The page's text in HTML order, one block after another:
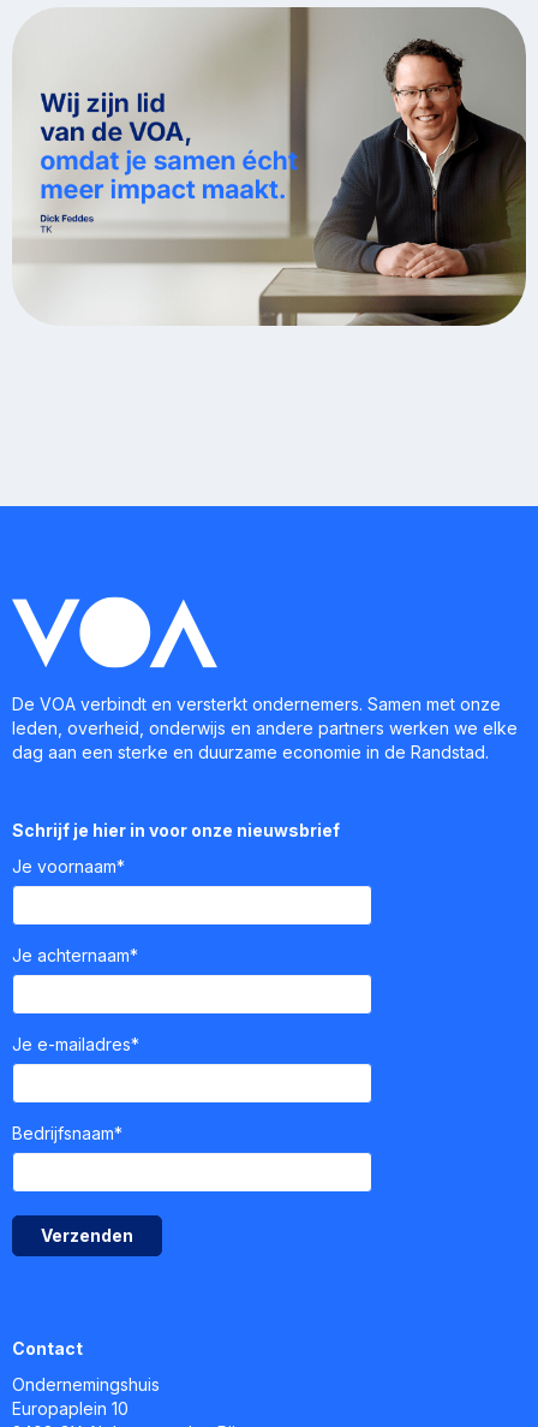
De VOA verbindt en versterkt ondernemers. Samen met onze
leden, overheid, onderwijs en andere partners werken we elke
dag aan een sterke en duurzame economie in de Randstad.
Schrijf je hier in voor onze nieuwsbrief
Je voornaam*
Je achternaam*
Je e-mailadres*
Bedrijfsnaam*
Verzenden
Contact
Ondernemingshuis
Europaplein 10